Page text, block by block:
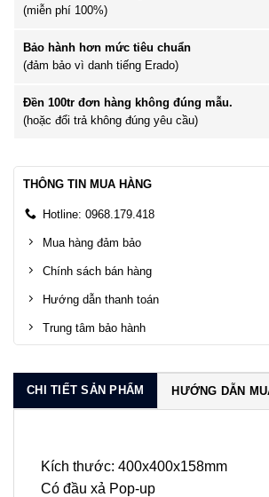
(miễn phí 100%)
Bảo hành hơn mức tiêu chuẩn
(đảm bảo vì danh tiếng Erado)
Đền 100tr đơn hàng không đúng mẫu.
(hoặc đổi trả không đúng yêu cầu)
THÔNG TIN MUA HÀNG
Hotline: 0968.179.418
Mua hàng đảm bảo
Chính sách bán hàng
Hướng dẫn thanh toán
Trung tâm bảo hành
CHI TIẾT SẢN PHẨM HƯỚNG DẪN
Kích thước: 400x400x158mm
Có đầu xả Pop-up